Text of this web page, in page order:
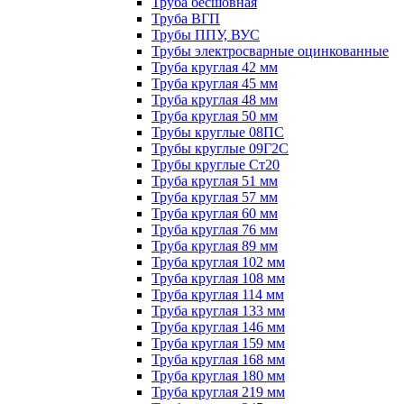
Труба ВГП
Трубы ППУ, ВУС
Трубы электросварные оцинкованные
Труба круглая 42 мм
Труба круглая 45 мм
Труба круглая 48 мм
Труба круглая 50 мм
Трубы круглые 08ПС
Трубы круглые 09Г2С
Трубы круглые Ст20
Труба круглая 51 мм
Труба круглая 57 мм
Труба круглая 60 мм
Труба круглая 76 мм
Труба круглая 89 мм
Труба круглая 102 мм
Труба круглая 108 мм
Труба круглая 114 мм
Труба круглая 133 мм
Труба круглая 146 мм
Труба круглая 159 мм
Труба круглая 168 мм
Труба круглая 180 мм
Труба круглая 219 мм